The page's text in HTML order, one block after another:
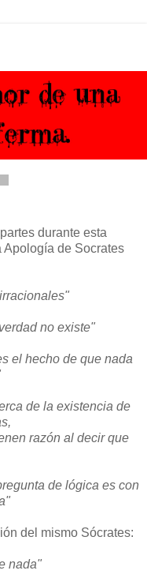
durante esta
Apología de Socrates
no existe"
el hecho de que nada
de la existencia de
razón al decir que
de lógica es con
del mismo Sócrates:
nada"